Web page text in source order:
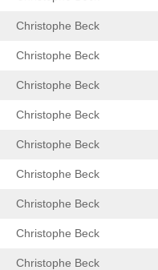
Christophe Beck
Christophe Beck
Christophe Beck
Christophe Beck
Christophe Beck
Christophe Beck
Christophe Beck
Christophe Beck
Christophe Beck